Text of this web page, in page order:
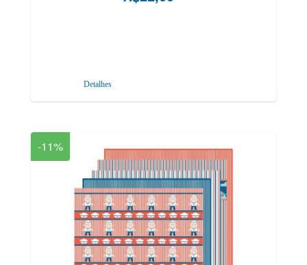
Detalhes
-11%